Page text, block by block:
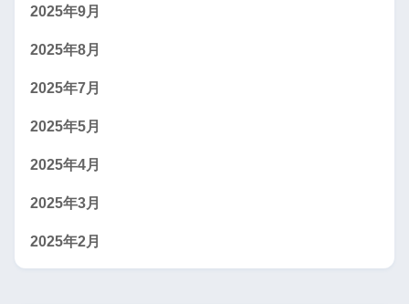
2025年9月
2025年8月
2025年7月
2025年5月
2025年4月
2025年3月
2025年2月